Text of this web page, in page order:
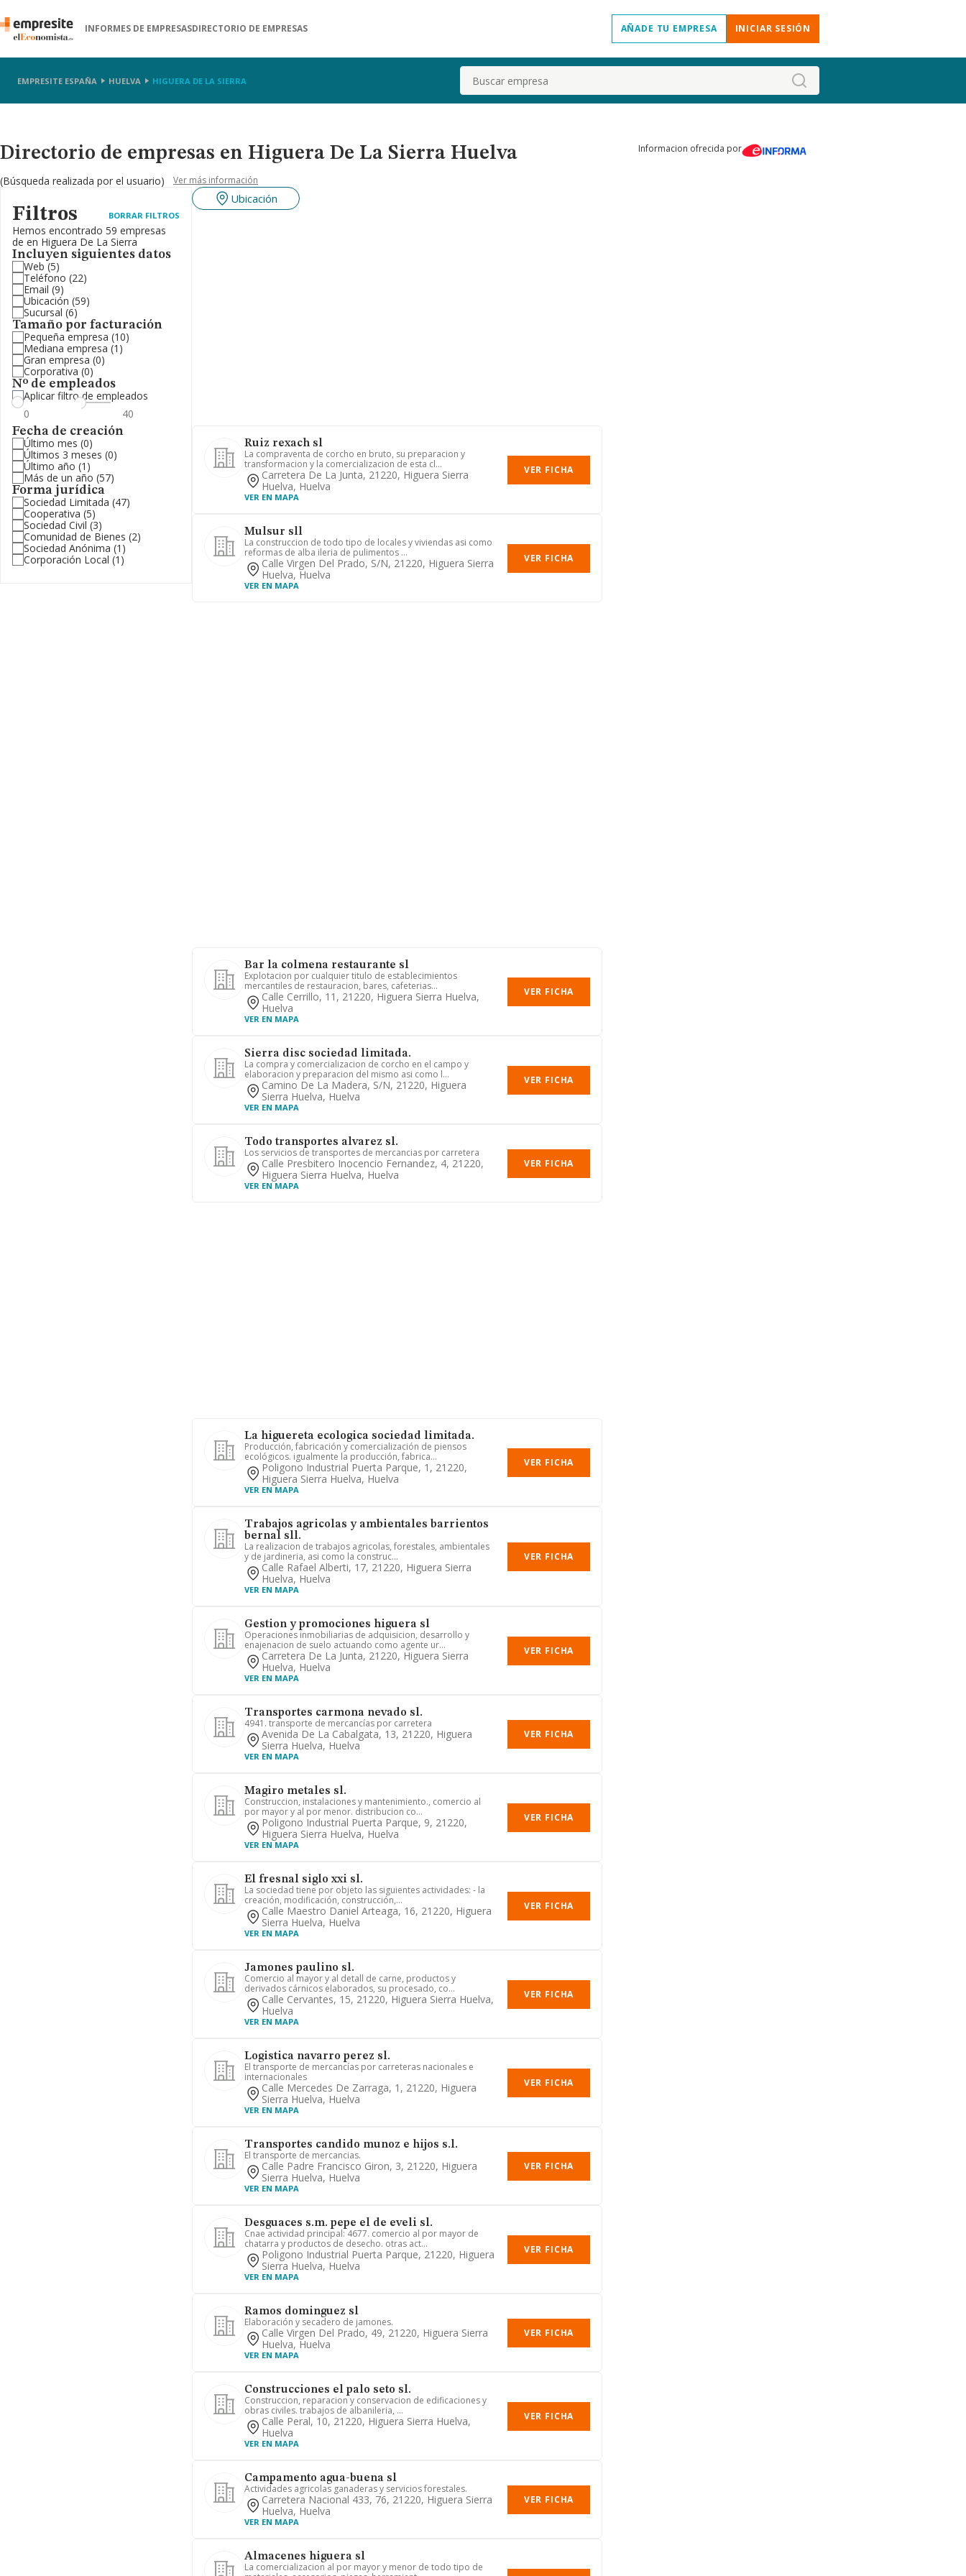
INFORMES DE EMPRESASDIRECTORIO DE EMPRESAS AÑADE TU EMPRESA INICIAR SESIÓN
EMPRESITE ESPAÑA HUELVA HIGUERA DE LA SIERRA Buscar
Directorio de empresas en Higuera De La Sierra Huelva
(Búsqueda realizada por el usuario) Ver más información
Filtros BORRAR FILTROS
Hemos encontrado 59 empresas
de en Higuera De La Sierra
Incluyen siguientes datos
Web (5)
Teléfono (22)
Email (9)
Ubicación (59)
Sucursal (6)
Tamaño por facturación
Pequeña empresa (10)
Mediana empresa (1)
Gran empresa (0)
Corporativa (0)
Nº de empleados
Aplicar filtro de empleados
Fecha de creación
Último mes (0)
Últimos 3 meses (0)
Último año (1)
Más de un año (57)
Forma jurídica
Sociedad Limitada (47)
Cooperativa (5)
Sociedad Civil (3)
Comunidad de Bienes (2)
Sociedad Anónima (1)
Corporación Local (1)
Ubicación
Ruiz rexach sl
La compraventa de corcho en bruto, su preparacion y
transformacion y la comercializacion de esta cl...
Carretera De La Junta, 21220, Higuera Sierra
Huelva, Huelva
VER EN MAPA
VER FICHA
Mulsur sll
La construccion de todo tipo de locales y viviendas asi como
reformas de alba ileria de pulimentos ...
Calle Virgen Del Prado, S/n, 21220, Higuera Sierra
Huelva, Huelva
VER EN MAPA
VER FICHA
Bar la colmena restaurante sl
Explotacion por cualquier titulo de establecimientos
mercantiles de restauracion, bares, cafeterias...
Calle Cerrillo, 11, 21220, Higuera Sierra Huelva,
Huelva
VER EN MAPA
VER FICHA
Sierra disc sociedad limitada.
La compra y comercializacion de corcho en el campo y
elaboracion y preparacion del mismo asi como l...
Camino De La Madera, S/n, 21220, Higuera
Sierra Huelva, Huelva
VER EN MAPA
VER FICHA
Todo transportes alvarez sl.
Los servicios de transportes de mercancias por carretera
Calle Presbitero Inocencio Fernandez, 4, 21220,
Higuera Sierra Huelva, Huelva
VER EN MAPA
VER FICHA
La higuereta ecologica sociedad limitada.
Producción, fabricación y comercialización de piensos
ecológicos. igualmente la producción, fabrica...
Poligono Industrial Puerta Parque, 1, 21220,
Higuera Sierra Huelva, Huelva
VER EN MAPA
VER FICHA
Trabajos agricolas y ambientales barrientos
bernal sll.
La realizacion de trabajos agricolas, forestales, ambientales
y de jardineria, asi como la construc...
Calle Rafael Alberti, 17, 21220, Higuera Sierra
Huelva, Huelva
VER EN MAPA
VER FICHA
Gestion y promociones higuera sl
Operaciones inmobiliarias de adquisicion, desarrollo y
enajenacion de suelo actuando como agente ur...
Carretera De La Junta, 21220, Higuera Sierra
Huelva, Huelva
VER EN MAPA
VER FICHA
Transportes carmona nevado sl.
4941. transporte de mercancías por carretera
Avenida De La Cabalgata, 13, 21220, Higuera
Sierra Huelva, Huelva
VER EN MAPA
VER FICHA
Magiro metales sl.
Construccion, instalaciones y mantenimiento., comercio al
por mayor y al por menor. distribucion co...
Poligono Industrial Puerta Parque, 9, 21220,
Higuera Sierra Huelva, Huelva
VER EN MAPA
VER FICHA
El fresnal siglo xxi sl.
La sociedad tiene por objeto las siguientes actividades: - la
creación, modificación, construcción,...
Calle Maestro Daniel Arteaga, 16, 21220, Higuera
Sierra Huelva, Huelva
VER EN MAPA
VER FICHA
Jamones paulino sl.
Comercio al mayor y al detall de carne, productos y
derivados cárnicos elaborados, su procesado, co...
Calle Cervantes, 15, 21220, Higuera Sierra Huelva,
Huelva
VER EN MAPA
VER FICHA
Logistica navarro perez sl.
El transporte de mercancías por carreteras nacionales e
internacionales
Calle Mercedes De Zarraga, 1, 21220, Higuera
Sierra Huelva, Huelva
VER EN MAPA
VER FICHA
Transportes candido munoz e hijos s.l.
El transporte de mercancias.
Calle Padre Francisco Giron, 3, 21220, Higuera
Sierra Huelva, Huelva
VER EN MAPA
VER FICHA
Desguaces s.m. pepe el de eveli sl.
Cnae actividad principal: 4677. comercio al por mayor de
chatarra y productos de desecho. otras act...
Poligono Industrial Puerta Parque, 21220, Higuera
Sierra Huelva, Huelva
VER EN MAPA
VER FICHA
Ramos dominguez sl
Elaboración y secadero de jamones.
Calle Virgen Del Prado, 49, 21220, Higuera Sierra
Huelva, Huelva
VER EN MAPA
VER FICHA
Construcciones el palo seto sl.
Construccion, reparacion y conservacion de edificaciones y
obras civiles. trabajos de albanileria, ...
Calle Peral, 10, 21220, Higuera Sierra Huelva,
Huelva
VER EN MAPA
VER FICHA
Campamento agua-buena sl
Actividades agricolas ganaderas y servicios forestales.
Carretera Nacional 433, 76, 21220, Higuera Sierra
Huelva, Huelva
VER EN MAPA
VER FICHA
Almacenes higuera sl
La comercializacion al por mayor y menor de todo tipo de
Informacion ofrecida por